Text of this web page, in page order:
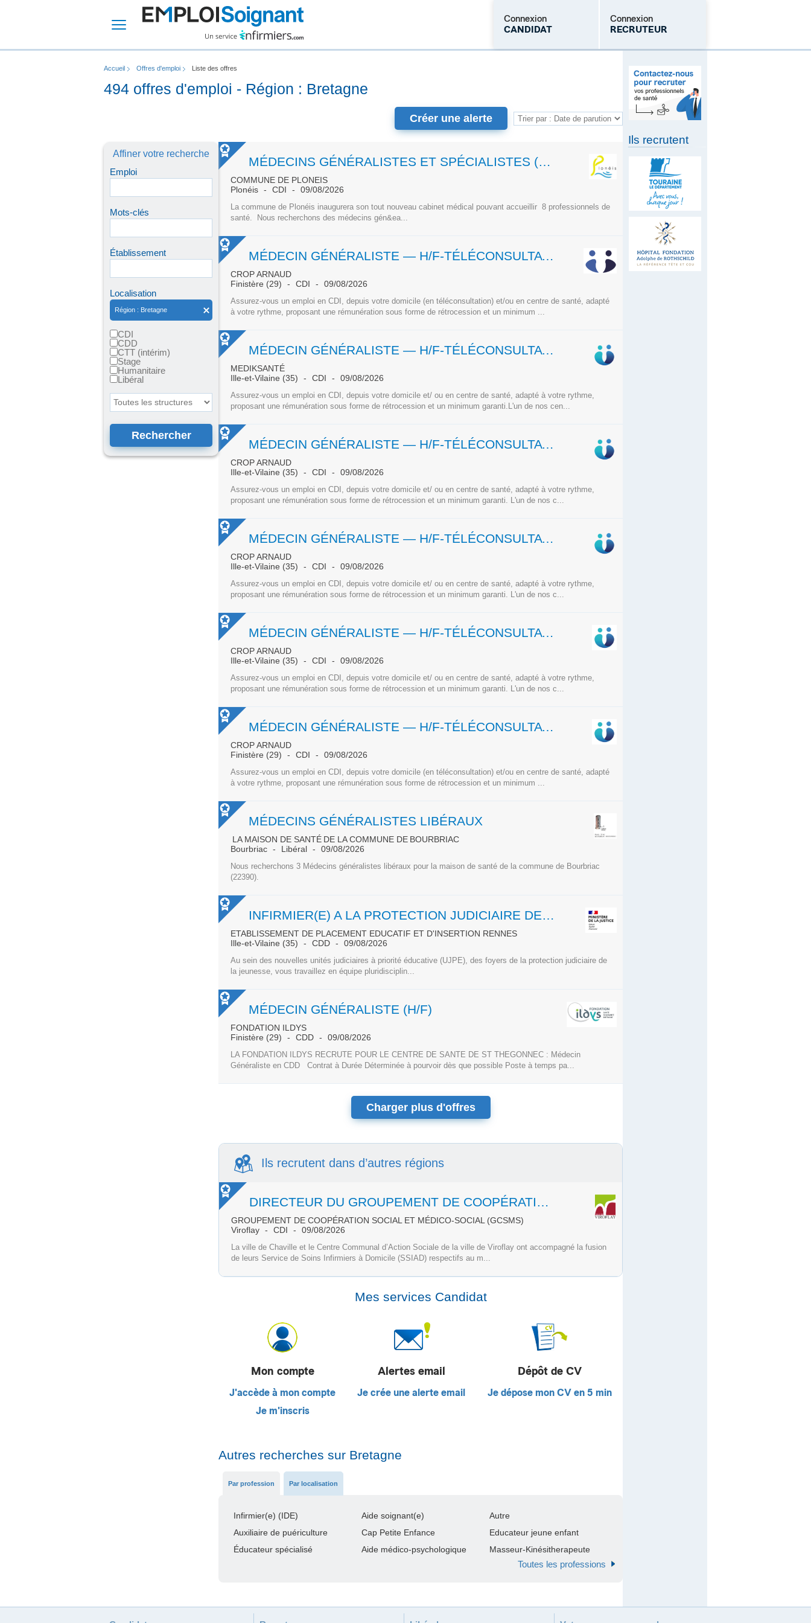
Connexion
CANDIDAT
Connexion
RECRUTEUR
Mot de passe oublié
Accueil Offres d'emploi Liste des offres
494 offres d'emploi - Région : Bretagne
Créer une alerte
Affiner votre recherche
Emploi
Mots-clés
Établissement
Localisation
Région : Bretagne
CDI
CDD
CTT (intérim)
Stage
Humanitaire
Libéral
Toutes les structures
MÉDECINS GÉNÉRALISTES ET SPÉCIALISTES (H/F) - NOUVEAU CABINET MÉDICAL
COMMUNE DE PLONEIS
Plonéis
CDI 09/08/2026
La commune de Plonéis inaugurera son tout nouveau cabinet médical pouvant accueillir 8 professionnels de
santé. Nous recherchons des médecins gén&ea...
MÉDECIN GÉNÉRALISTE — H/F-TÉLÉCONSULTATION- CDI- BREST -TPS PLEIN OU PARTIEL
CROP ARNAUD
Finistère (29)
CDI 09/08/2026
Assurez-vous un emploi en CDI, depuis votre domicile (en téléconsultation) et/ou en centre de santé, adapté
à votre rythme, proposant une rémunération sous forme de rétrocession et un minimum ...
MÉDECIN GÉNÉRALISTE — H/F-TÉLÉCONSULTATION- CDI - RENNES -TPS PLEIN OU PARTIEL
MEDIKSANTÉ
Ille-et-Vilaine (35)
CDI 09/08/2026
Assurez-vous un emploi en CDI, depuis votre domicile et/ ou en centre de santé, adapté à votre rythme,
proposant une rémunération sous forme de rétrocession et un minimum garanti.L'un de nos cen...
MÉDECIN GÉNÉRALISTE — H/F-TÉLÉCONSULTATION- CDI - RENNES -TPS PLEIN OU PARTIEL
CROP ARNAUD
Ille-et-Vilaine (35)
CDI 09/08/2026
Assurez-vous un emploi en CDI, depuis votre domicile et/ ou en centre de santé, adapté à votre rythme,
proposant une rémunération sous forme de rétrocession et un minimum garanti. L'un de nos c...
MÉDECIN GÉNÉRALISTE — H/F-TÉLÉCONSULTATION- CDI -TPS PLEIN OU PARTIEL
CROP ARNAUD
Ille-et-Vilaine (35)
CDI 09/08/2026
Assurez-vous un emploi en CDI, depuis votre domicile et/ ou en centre de santé, adapté à votre rythme,
proposant une rémunération sous forme de rétrocession et un minimum garanti. L'un de nos c...
MÉDECIN GÉNÉRALISTE — H/F-TÉLÉCONSULTATION- CDI - RENNES -TPS PLEIN OU PARTIEL
CROP ARNAUD
Ille-et-Vilaine (35)
CDI 09/08/2026
Assurez-vous un emploi en CDI, depuis votre domicile et/ ou en centre de santé, adapté à votre rythme,
proposant une rémunération sous forme de rétrocession et un minimum garanti. L'un de nos c...
MÉDECIN GÉNÉRALISTE — H/F-TÉLÉCONSULTATION- CDI- BREST -TPS PLEIN OU PARTIEL
CROP ARNAUD
Finistère (29)
CDI 09/08/2026
Assurez-vous un emploi en CDI, depuis votre domicile (en téléconsultation) et/ou en centre de santé, adapté
à votre rythme, proposant une rémunération sous forme de rétrocession et un minimum ...
MÉDECINS GÉNÉRALISTES LIBÉRAUX
LA MAISON DE SANTÉ DE LA COMMUNE DE BOURBRIAC
Bourbriac
Libéral 09/08/2026
Nous recherchons 3 Médecins généralistes libéraux pour la maison de santé de la commune de Bourbriac
(22390).
INFIRMIER(E) A LA PROTECTION JUDICIAIRE DE LA JEUNESSE TEMPS PLEIN CDD 3 ANS
ETABLISSEMENT DE PLACEMENT EDUCATIF ET D'INSERTION RENNES
Ille-et-Vilaine (35)
CDD 09/08/2026
Au sein des nouvelles unités judiciaires à priorité éducative (UJPE), des foyers de la protection judiciaire de
la jeunesse, vous travaillez en équipe pluridisciplin...
MÉDECIN GÉNÉRALISTE (H/F)
FONDATION ILDYS
Finistère (29)
CDD 09/08/2026
LA FONDATION ILDYS RECRUTE POUR LE CENTRE DE SANTE DE ST THEGONNEC : Médecin
Généraliste en CDD Contrat à Durée Déterminée à pourvoir dès que possible Poste à temps pa...
Charger plus d'offres
Ils recrutent dans d’autres régions
DIRECTEUR DU GROUPEMENT DE COOPÉRATION SOCIALE ET MÉDICO-SOCIALE (GCSMS) (F/H)
GROUPEMENT DE COOPÉRATION SOCIAL ET MÉDICO-SOCIAL (GCSMS)
Viroflay
CDI 09/08/2026
La ville de Chaville et le Centre Communal d’Action Sociale de la ville de Viroflay ont accompagné la fusion
de leurs Service de Soins Infirmiers à Domicile (SSIAD) respectifs au m...
Mes services Candidat
Mon compte
J'accède à mon compte
Je m'inscris
Alertes email
Je crée une alerte email
Dépôt de CV
Je dépose mon CV en 5 min
Autres recherches sur Bretagne
Par profession Par localisation
Infirmier(e) (IDE) Aide soignant(e)
Autre
Auxiliaire de puériculture
Cap Petite Enfance
Educateur jeune enfant
Éducateur spécialisé
Aide médico-psychologique Masseur-Kinésitherapeute
Toutes les professions
Ils recrutent